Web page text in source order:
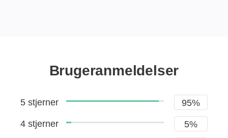
Brugeranmeldelser
5 stjerner 95%
4 stjerner 5%